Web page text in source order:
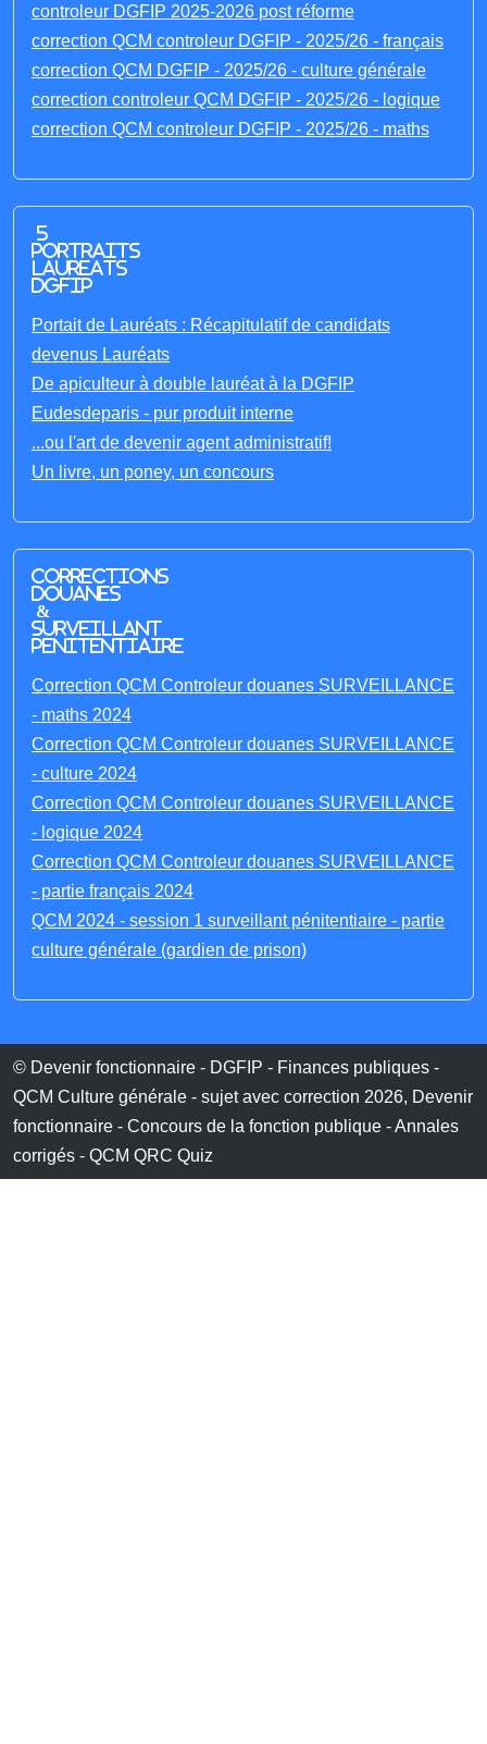
controleur DGFIP 2025-2026 post réforme
correction QCM controleur DGFIP - 2025/26 - français
correction QCM DGFIP - 2025/26 - culture générale
correction controleur QCM DGFIP - 2025/26 - logique
correction QCM controleur DGFIP - 2025/26 - maths
5
portraits
laureats
DGFIP
Portait de Lauréats : Récapitulatif de candidats
devenus Lauréats
De apiculteur à double lauréat à la DGFIP
Eudesdeparis - pur produit interne
...ou l'art de devenir agent administratif!
Un livre, un poney, un concours
Corrections
Douanes
&
Surveillant
penitentiaire
Correction QCM Controleur douanes SURVEILLANCE
- maths 2024
Correction QCM Controleur douanes SURVEILLANCE
- culture 2024
Correction QCM Controleur douanes SURVEILLANCE
- logique 2024
Correction QCM Controleur douanes SURVEILLANCE
- partie français 2024
QCM 2024 - session 1 surveillant pénitentiaire - partie
culture générale (gardien de prison)
© Devenir fonctionnaire - DGFIP - Finances publiques -
QCM Culture générale - sujet avec correction 2026, Devenir
fonctionnaire - Concours de la fonction publique - Annales
corrigés - QCM QRC Quiz